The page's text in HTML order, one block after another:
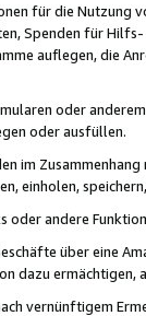
für die Nutzung
Spenden für
auflegen, die
oder
oder ausfüllen.
im
einholen,
oder andere
über eine
dazu
vernünftigem